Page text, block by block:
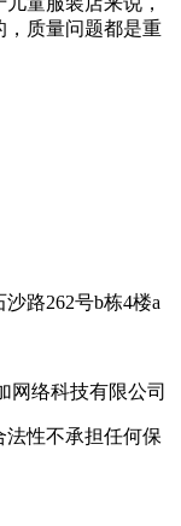
，质量问题都是重
路262号b栋4楼a
网络科技有限公司
法性不承担任何保